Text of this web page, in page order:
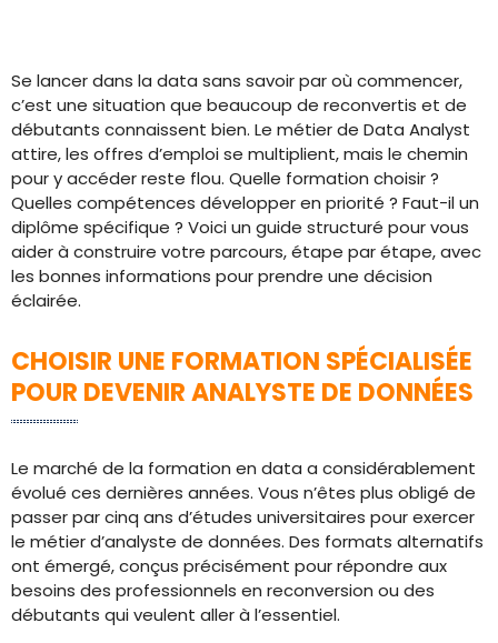
Se lancer dans la data sans savoir par où commencer,
c’est une situation que beaucoup de reconvertis et de
débutants connaissent bien. Le métier de Data Analyst
attire, les offres d’emploi se multiplient, mais le chemin
pour y accéder reste flou. Quelle formation choisir ?
Quelles compétences développer en priorité ? Faut-il un
diplôme spécifique ? Voici un guide structuré pour vous
aider à construire votre parcours, étape par étape, avec
les bonnes informations pour prendre une décision
éclairée.
CHOISIR UNE FORMATION SPÉCIALISÉE
POUR DEVENIR ANALYSTE DE DONNÉES
Le marché de la formation en data a considérablement
évolué ces dernières années. Vous n’êtes plus obligé de
passer par cinq ans d’études universitaires pour exercer
le métier d’analyste de données. Des formats alternatifs
ont émergé, conçus précisément pour répondre aux
besoins des professionnels en reconversion ou des
débutants qui veulent aller à l’essentiel.